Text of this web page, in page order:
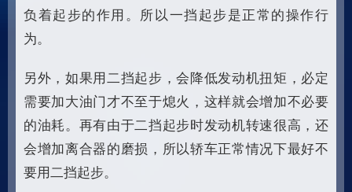
负着起步的作用。所以一挡起步是正常的操作行
为。
另外，如果用二挡起步，会降低发动机扭矩，必定
需要加大油门才不至于熄火，这样就会增加不必要
的油耗。再有由于二挡起步时发动机转速很高，还
会增加离合器的磨损，所以轿车正常情况下最好不
要用二挡起步。